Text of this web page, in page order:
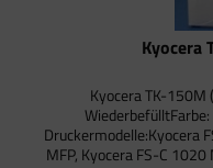
Kyocera
Kyocera TK-150M
Druckermodelle:Kyocera
MFP, Kyocera FS-C